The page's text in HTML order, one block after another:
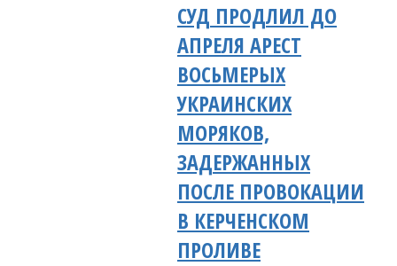
СУД ПРОДЛИЛ ДО
АПРЕЛЯ АРЕСТ
ВОСЬМЕРЫХ
УКРАИНСКИХ
МОРЯКОВ,
ЗАДЕРЖАННЫХ
ПОСЛЕ ПРОВОКАЦИИ
В КЕРЧЕНСКОМ
ПРОЛИВЕ